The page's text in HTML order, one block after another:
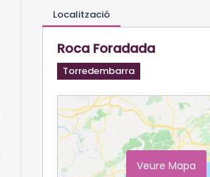
Localització
Roca Foradada
Torredembarra
Veure Mapa